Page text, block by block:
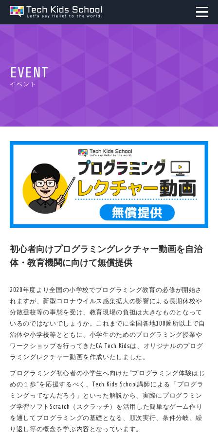
EVENT
イベント
初心者向けプログラミングレクチャー動画を自治
体・教育機関に向けて無償提供
2020年度より全国の小学校でプログラミング教育の必修が開始さ
れますが、新型コロナウイルス感染拡大の影響による長期休校や
分散登校等の事態を受け、教育現場の負担は大きなものとなって
いるのではないでしょうか。これまでに全国各地100箇所以上で自
治体や小学校等とともに、小学生のためのプログラミング授業や
ワークショップを行ってきたCA Tech Kidsは、オリジナルのプログ
ラミングレクチャー動画を作成いたしました。
プログラミング初心者の小学生へ向けた“プログラミング体験はじ
めの１歩”を応援するべく、Tech Kids School講師による「プログラ
ミングってなんだろう」といった解説から、実際にプログラミン
グ学習ソフトScratch（スクラッチ）を活用した簡単なゲーム作り
を通してプログラミングの基礎となる、順次実行、条件分岐、繰
り返し等の概念を学ぶ内容となっています。